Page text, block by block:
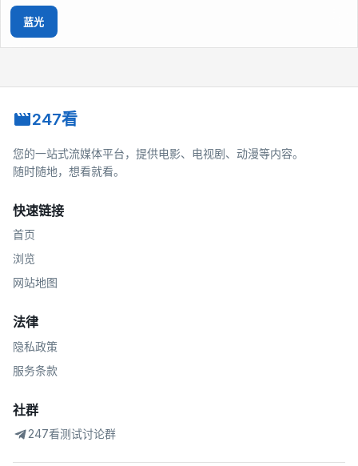
蓝光
247看
您的一站式流媒体平台，提供电影、电视剧、动漫等内容。
随时随地，想看就看。
快速链接
首页
浏览
网站地图
法律
隐私政策
服务条款
社群
247看测试讨论群